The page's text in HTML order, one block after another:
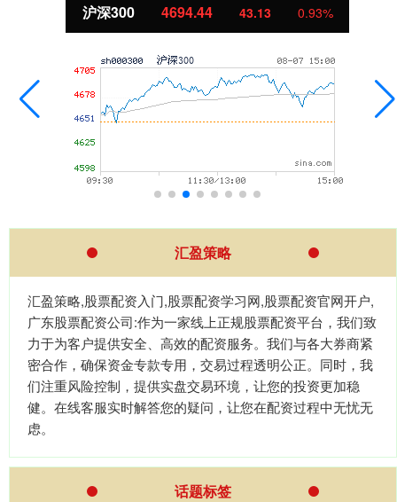
北证50 1134.24 11.37 1.01%
汇盈策略
汇盈策略,股票配资入门,股票配资学习网,股票配资官网开户,
广东股票配资公司:作为一家线上正规股票配资平台，我们致
力于为客户提供安全、高效的配资服务。我们与各大券商紧
密合作，确保资金专款专用，交易过程透明公正。同时，我
们注重风险控制，提供实盘交易环境，让您的投资更加稳
健。在线客服实时解答您的疑问，让您在配资过程中无忧无
虑。
话题标签